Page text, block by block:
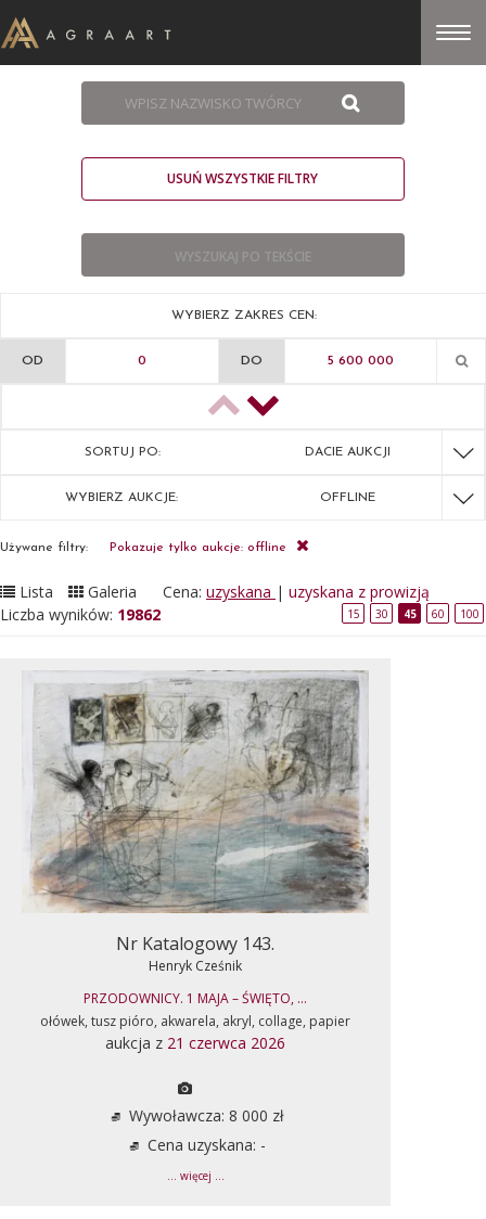
USUŃ WSZYSTKIE FILTRY
WYBIERZ ZAKRES CEN:
OD DO
SORTUJ PO: DACIE AUKCJI
WYBIERZ AUKCJE: OFFLINE
Używane filtry: Pokazuje tylko aukcje: offline
Lista Galeria Cena: uzyskana | uzyskana z prowizją
Liczba wyników: 19862 15 30 45 60 100
Nr Katalogowy 143.
Henryk Cześnik
PRZODOWNICY. 1 MAJA – ŚWIĘTO, ...
ołówek, tusz pióro, akwarela, akryl, collage, papier
aukcja z 21 czerwca 2026
Wywoławcza: 8 000 zł
Cena uzyskana: -
... więcej ...